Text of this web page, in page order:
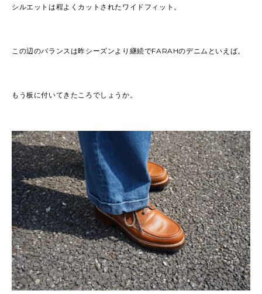
シルエットは程よくカットされたワイドフィット。
この辺のバランスは昨シーズンより継続でFARAHのデニムといえば。
もう板に付いてきたころでしょうか。